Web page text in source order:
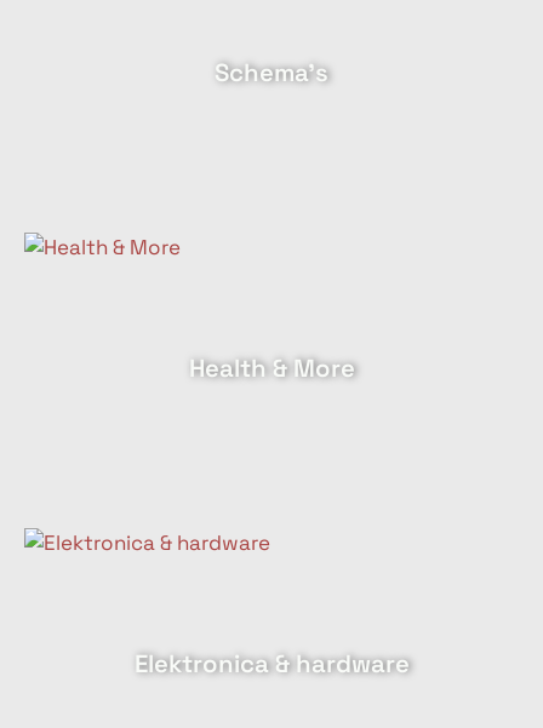
Schema's
Health & More
Elektronica & hardware